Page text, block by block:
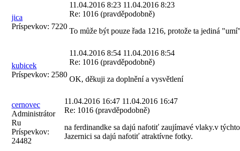
jica
Príspevkov: 7220
11.04.2016 8:23 11.04.2016 8:23
Re: 1016 (pravděpodobně)
To může být pouze řada 1216, protože ta jediná
kubicek
Príspevkov: 2580
11.04.2016 8:54 11.04.2016 8:54
Re: 1016 (pravděpodobně)
OK, děkuji za doplnění a vysvětlení
cernovec
Administrátor
Ru
Príspevkov:
24482
11.04.2016 16:47 11.04.2016 16:47
Re: 1016 (pravděpodobně)
na ferdinandke sa dajú nafotiť zaujímavé vlaky.v
Jazernici sa dajú nafotiť atraktívne fotky.